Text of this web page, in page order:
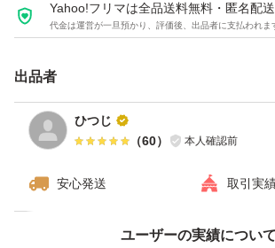
Yahoo!フリマは全品送料無料・匿名配送
代金は運営が一旦預かり、評価後、出品者に支払われま
出品者
ひつじ
（60） 本人確認前
安心発送 取引実
ユーザーの実績について
価格の相談 商